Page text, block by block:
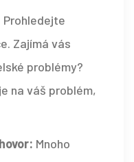
Prohledejte
Zajímá vás
problémy?
na váš problém,
Mnoho